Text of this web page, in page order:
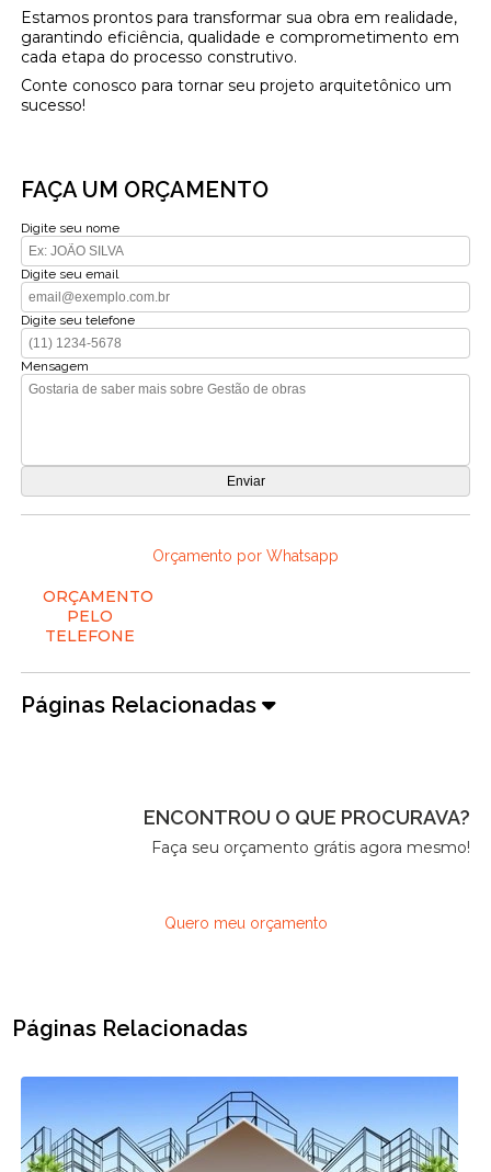
Estamos prontos para transformar sua obra em realidade,
garantindo eficiência, qualidade e comprometimento em
cada etapa do processo construtivo.
Conte conosco para tornar seu projeto arquitetônico um
sucesso!
FAÇA UM ORÇAMENTO
Digite seu nome
Digite seu email
Digite seu telefone
Mensagem
Orçamento por Whatsapp
ORÇAMENTO
PELO
TELEFONE
Páginas Relacionadas
ENCONTROU O QUE PROCURAVA?
Faça seu orçamento grátis agora mesmo!
Quero meu orçamento
Páginas Relacionadas